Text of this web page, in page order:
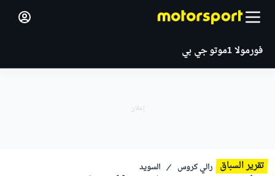
فورمولا 1 موتو جي بي
تقرير السباق رالي كروس السويد